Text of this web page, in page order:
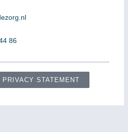
86
PRIVACY STATEMENT